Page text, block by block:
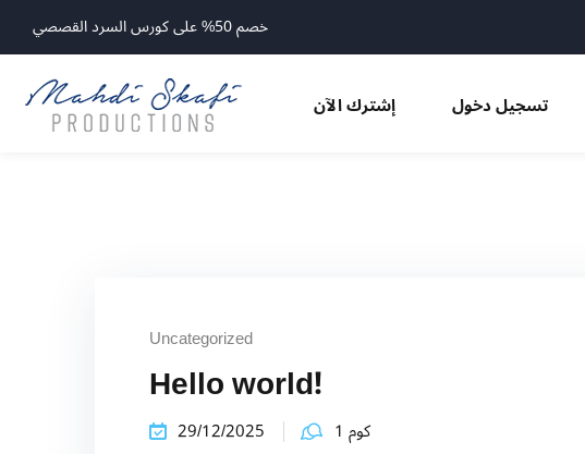
خصم 50% على كورس السرد القصصي
إشترك الآن تسجيل دخول
Uncategorized
Hello world!
29/12/2025
كوم 1